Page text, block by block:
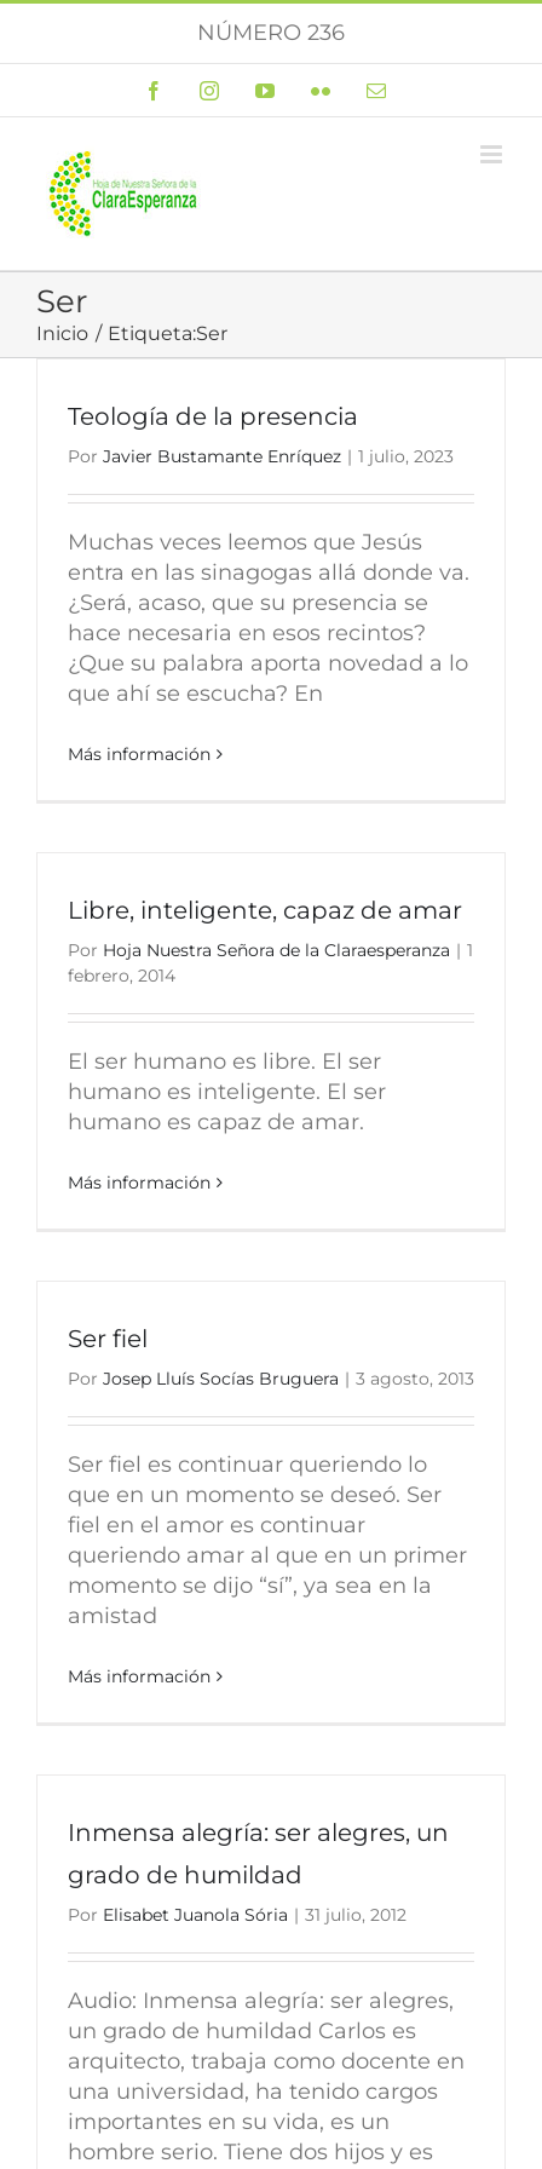
NÚMERO 236
FacebookInstagramYouTubeFlickr Correo
Ser
Inicio Etiqueta:Ser
Teología de la presencia
Por Javier Bustamante Enríquez | 1 julio, 2023
Muchas veces leemos que Jesús
entra en las sinagogas allá donde va.
¿Será, acaso, que su presencia se
hace necesaria en esos recintos?
¿Que su palabra aporta novedad a lo
que ahí se escucha? En
Más información
Libre, inteligente, capaz de amar
Por Hoja Nuestra Señora de la Claraesperanza | 1
febrero, 2014
El ser humano es libre. El ser
humano es inteligente. El ser
humano es capaz de amar.
Más información
Ser fiel
Por Josep Lluís Socías Bruguera | 3 agosto, 2013
Ser fiel es continuar queriendo lo
que en un momento se deseó. Ser
fiel en el amor es continuar
queriendo amar al que en un primer
momento se dijo “sí”, ya sea en la
amistad
Más información
Inmensa alegría: ser alegres, un
grado de humildad
Por Elisabet Juanola Sória | 31 julio, 2012
Audio: Inmensa alegría: ser alegres,
un grado de humildad Carlos es
arquitecto, trabaja como docente en
una universidad, ha tenido cargos
importantes en su vida, es un
hombre serio. Tiene dos hijos y es